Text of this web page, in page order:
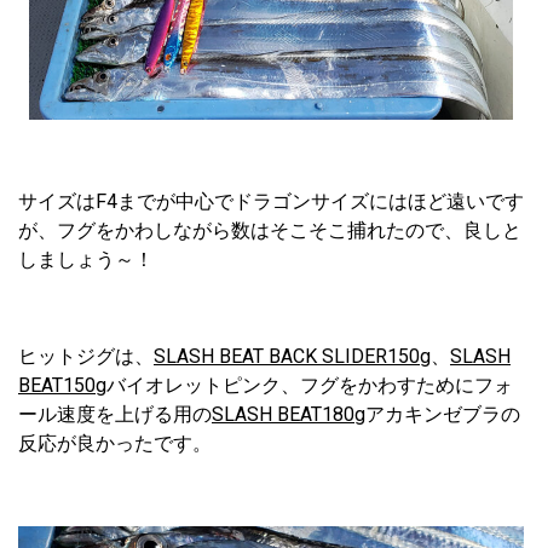
サイズはF4までが中心でドラゴンサイズにはほど遠いです
が、フグをかわしながら数はそこそこ捕れたので、良しと
しましょう～！
ヒットジグは、 SLASH BEAT BACK SLIDER150g、 SLASH
BEAT150gバイオレットピンク、フグをかわすためにフォ
ール速度を上げる用のSLASH BEAT180gアカキンゼブラの
反応が良かったです。